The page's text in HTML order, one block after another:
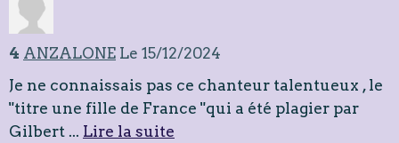
4 ANZALONE Le 15/12/2024
Je ne connaissais pas ce chanteur talentueux , le
"titre une fille de France "qui a été plagier par
Gilbert ... Lire la suite